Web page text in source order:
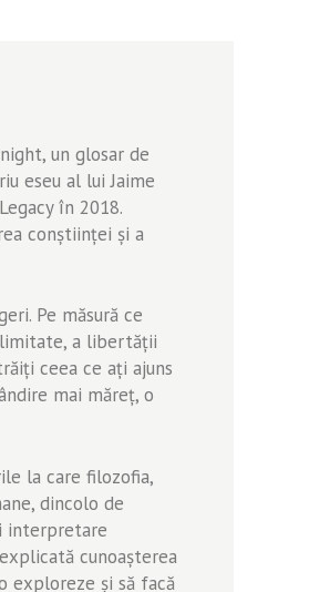
un glosar de
eseu al lui Jaime
în 2018.
conștiinței și a
Pe măsură ce
a libertății
ceea ce ați ajuns
mai măreț, o
la care filozofia,
dincolo de
interpretare
cunoaşterea
exploreze şi să facă